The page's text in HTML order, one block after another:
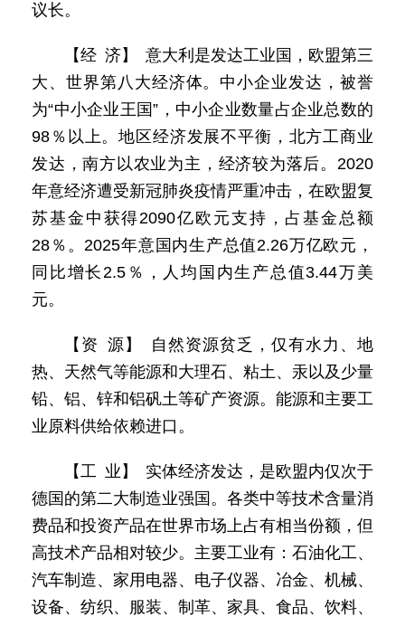
议长。
【经 济】 意大利是发达工业国，欧盟第三
大、世界第八大经济体。中小企业发达，被誉
为“中小企业王国”，中小企业数量占企业总数的
98％以上。地区经济发展不平衡，北方工商业
发达，南方以农业为主，经济较为落后。2020
年意经济遭受新冠肺炎疫情严重冲击，在欧盟复
苏基金中获得2090亿欧元支持，占基金总额
28％。2025年意国内生产总值2.26万亿欧元，
同比增长2.5％，人均国内生产总值3.44万美
元。
【资 源】 自然资源贫乏，仅有水力、地
热、天然气等能源和大理石、粘土、汞以及少量
铅、铝、锌和铝矾土等矿产资源。能源和主要工
业原料供给依赖进口。
【工 业】 实体经济发达，是欧盟内仅次于
德国的第二大制造业强国。各类中等技术含量消
费品和投资产品在世界市场上占有相当份额，但
高技术产品相对较少。主要工业有：石油化工、
汽车制造、家用电器、电子仪器、冶金、机械、
设备、纺织、服装、制革、家具、食品、饮料、